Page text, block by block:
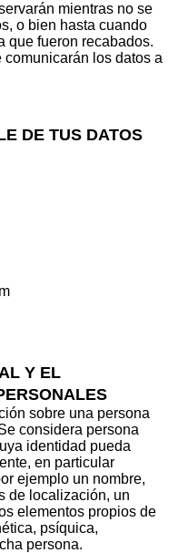
mientras no se
o bien hasta cuando
que fueron recabados.
los datos a
DE TUS DATOS
Y EL
sobre una persona
considera persona
identidad pueda
en particular
ejemplo un nombre,
de localización, un
elementos propios de
psíquica,
persona.